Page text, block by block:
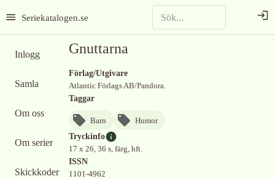
Seriekatalogen.se
Inlogg
Samla
Om oss
Om serier
Skickkoder
Gnuttarna
Förlag/Utgivare
Atlantic Förlags AB/Pandora.
Taggar
Barn
Humor
Tryckinfo
17 x 26, 36 s, färg, hft.
ISSN
1101-4962